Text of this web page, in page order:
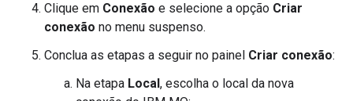
Clique em Conexão e selecione a opção Criar
conexão no menu suspenso.
Conclua as etapas a seguir no painel Criar conexão:
Na etapa Local, escolha o local da nova